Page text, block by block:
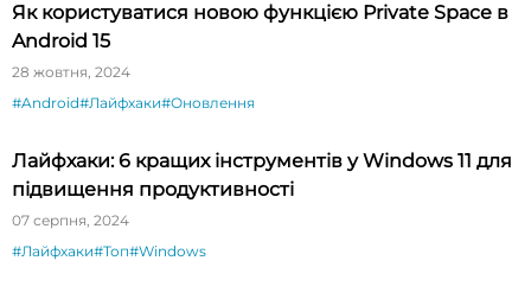
Як користуватися новою функцією Private Space в
Android 15
28 жовтня, 2024
#Android#Лайфхаки#Оновлення
Лайфхаки: 6 кращих інструментів у Windows 11 для
підвищення продуктивності
07 серпня, 2024
#Лайфхаки#Топ#Windows